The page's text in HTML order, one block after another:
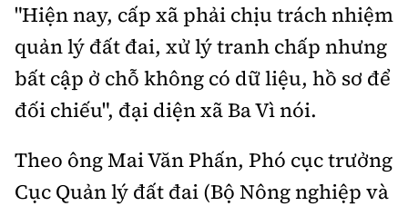
"Hiện nay, cấp xã phải chịu trách nhiệm
quản lý đất đai, xử lý tranh chấp nhưng
bất cập ở chỗ không có dữ liệu, hồ sơ để
đối chiếu", đại diện xã Ba Vì nói.
Theo ông Mai Văn Phấn, Phó cục trưởng
Cục Quản lý đất đai (Bộ Nông nghiệp và